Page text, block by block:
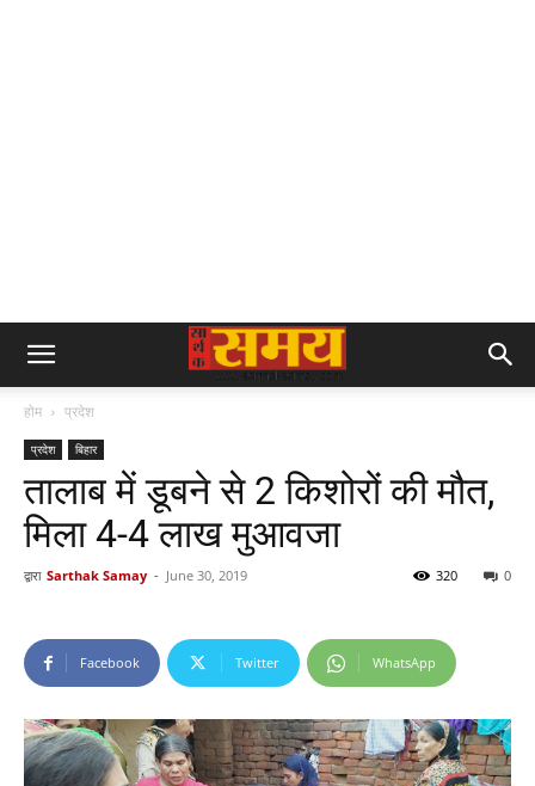
होम प्रदेश
प्रदेश बिहार
तालाब में डूबने से 2 किशोरों की मौत,
मिला 4-4 लाख मुआवजा
द्वारा Sarthak Samay - June 30, 2019 0
320
Facebook Twitter WhatsApp